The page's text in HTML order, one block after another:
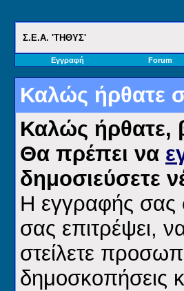
Σ.E.A. 'ΤΗΘΥΣ'
Εγγραφή Forum
Καλώς ήρθατε
Καλώς ήρθατε,
Θα πρέπει να
δημοσιεύσετε
H εγγραφής σας
σας επιτρέψει,
στείλετε
δημοσκοπήσεις